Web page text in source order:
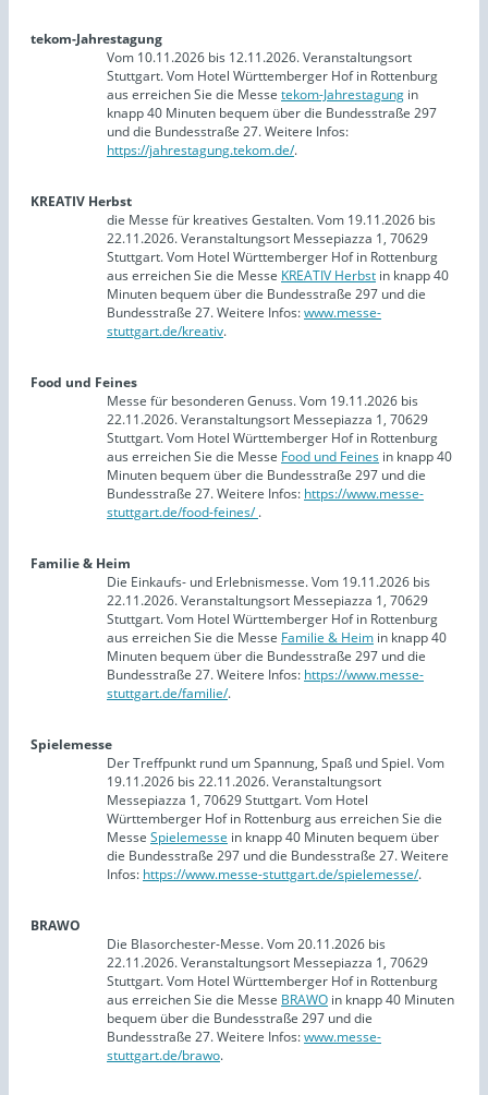
tekom-Jahrestagung
Vom 10.11.2026 bis 12.11.2026. Veranstaltungsort
Stuttgart. Vom Hotel Württemberger Hof in Rottenburg
aus erreichen Sie die Messe tekom-Jahrestagung in
knapp 40 Minuten bequem über die Bundesstraße 297
und die Bundesstraße 27. Weitere Infos:
https://jahrestagung.tekom.de/.
KREATIV Herbst
die Messe für kreatives Gestalten. Vom 19.11.2026 bis
22.11.2026. Veranstaltungsort Messepiazza 1, 70629
Stuttgart. Vom Hotel Württemberger Hof in Rottenburg
aus erreichen Sie die Messe KREATIV Herbst in knapp 40
Minuten bequem über die Bundesstraße 297 und die
Bundesstraße 27. Weitere Infos:www.messe-
stuttgart.de/kreativ.
Food und Feines
Messe für besonderen Genuss. Vom 19.11.2026 bis
22.11.2026. Veranstaltungsort Messepiazza 1, 70629
Stuttgart. Vom Hotel Württemberger Hof in Rottenburg
aus erreichen Sie die Messe Food und Feines in knapp 40
Minuten bequem über die Bundesstraße 297 und die
Bundesstraße 27. Weitere Infos: https://www.messe-
stuttgart.de/food-feines/.
Familie & Heim
Die Einkaufs- und Erlebnismesse. Vom 19.11.2026 bis
22.11.2026. Veranstaltungsort Messepiazza 1, 70629
Stuttgart. Vom Hotel Württemberger Hof in Rottenburg
aus erreichen Sie die Messe Familie & Heim in knapp 40
Minuten bequem über die Bundesstraße 297 und die
Bundesstraße 27. Weitere Infos: https://www.messe-
stuttgart.de/familie/.
Spielemesse
Der Treffpunkt rund um Spannung, Spaß und Spiel. Vom
19.11.2026 bis 22.11.2026. Veranstaltungsort
Messepiazza 1, 70629 Stuttgart. Vom Hotel
Württemberger Hof in Rottenburg aus erreichen Sie die
Messe Spielemesse in knapp 40 Minuten bequem über
die Bundesstraße 297 und die Bundesstraße 27. Weitere
Infos: https://www.messe-stuttgart.de/spielemesse/.
BRAWO
Die Blasorchester-Messe. Vom 20.11.2026 bis
22.11.2026. Veranstaltungsort Messepiazza 1, 70629
Stuttgart. Vom Hotel Württemberger Hof in Rottenburg
aus erreichen Sie die Messe BRAWO in knapp 40 Minuten
bequem über die Bundesstraße 297 und die
Bundesstraße 27. Weitere Infos:www.messe-
stuttgart.de/brawo.